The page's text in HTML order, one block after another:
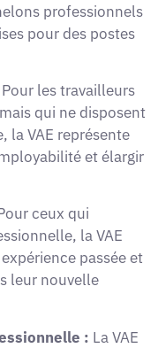
professionnels
pour des postes
Pour les travailleurs
qui ne disposent
la VAE représente
et élargir
ceux qui
la VAE
passée et
leur nouvelle
: La VAE